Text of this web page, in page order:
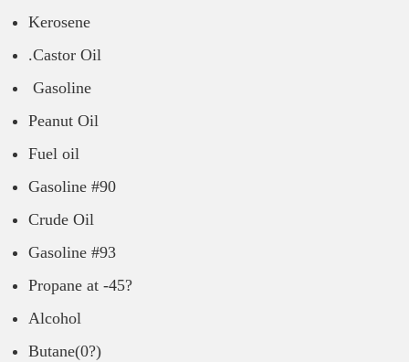
Kerosene
.Castor Oil
Gasoline
Peanut Oil
Fuel oil
Gasoline #90
Crude Oil
Gasoline #93
Propane at -45?
Alcohol
Butane(0?)